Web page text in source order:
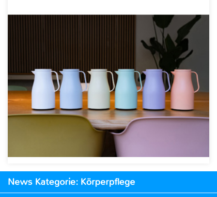
News Kategorie: Körperpflege